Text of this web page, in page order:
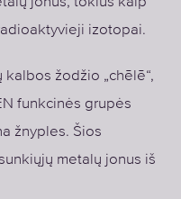
izotopai.
žodžio „chēlē“,
funkcinės grupės
žnyples. Šios
metalų jonus iš